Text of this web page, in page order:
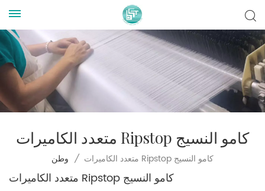
متعدد الكاميرات Ripstop كامو النسيج
وطن / متعدد الكاميرات Ripstop كامو النسيج
متعدد الكاميرات Ripstop كامو النسيج